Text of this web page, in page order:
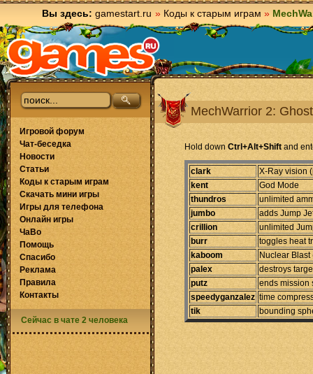
Вы здесь: gamestart.ru » Коды к старым играм »
MechWarrior 2:
Hold down Ctrl+Alt+Shift and
clark
X-Ray vision
kent
God Mode
thundros
unlimited
jumbo
adds Jump
crillion
unlimited
burr
toggles heat
kaboom
Nuclear Blast
palex
destroys
putz
ends mission
speedyganzalez time
tik
bounding
Игровой форум
Чат-беседка
Новости
Статьи
Коды к старым играм
Скачать мини игры
Игры для телефона
Онлайн игры
ЧаВо
Помощь
Спасибо
Реклама
Правила
Контакты
Сейчас в чате 2 человека